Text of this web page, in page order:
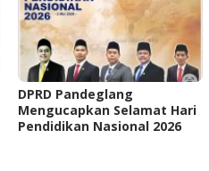
DPRD Pandeglang
Mengucapkan Selamat Hari
Pendidikan Nasional 2026